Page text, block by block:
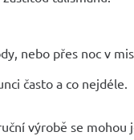
nebo přes noc v
často a co nejdéle.
výrobě se